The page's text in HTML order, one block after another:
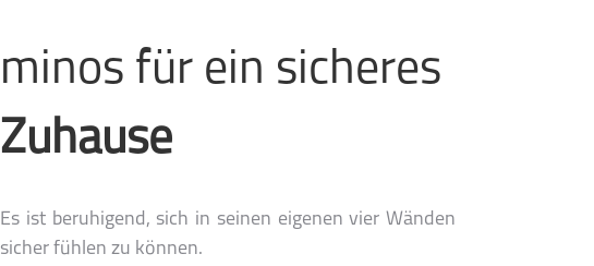
minos für ein sicheres
Zuhause
Es ist beruhigend, sich in seinen eigenen vier Wänden
sicher fühlen zu können.